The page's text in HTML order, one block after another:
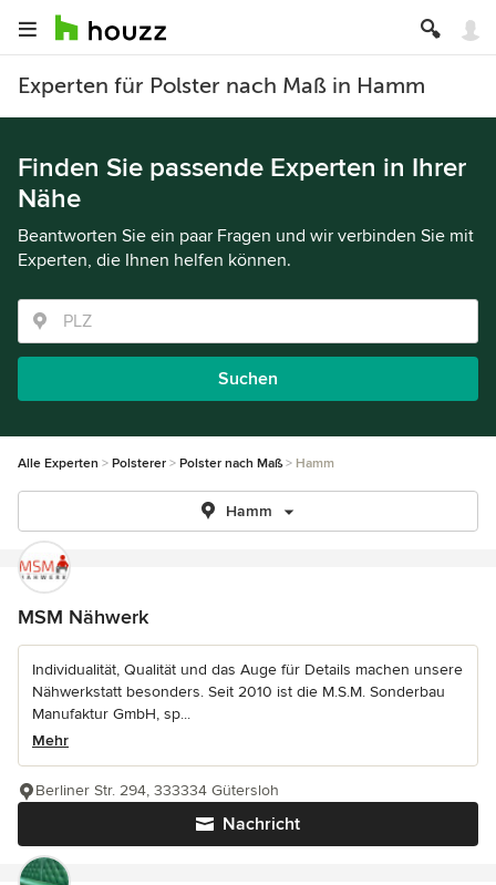
Experten für Polster nach Maß in Hamm
Finden Sie passende Experten in Ihrer
Nähe
Beantworten Sie ein paar Fragen und wir verbinden Sie mit
Experten, die Ihnen helfen können.
Suchen
Alle Experten Polsterer Polster nach Maß Hamm
Hamm
MSM Nähwerk
Individualität, Qualität und das Auge für Details machen unsere
Nähwerkstatt besonders. Seit 2010 ist die M.S.M. Sonderbau
Manufaktur GmbH, sp...
Mehr
Nachricht
Berliner Str. 294, 333334 Gütersloh